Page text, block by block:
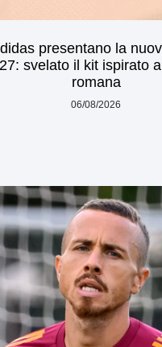
presentano la
svelato il kit ispirato
romana
06/08/2026